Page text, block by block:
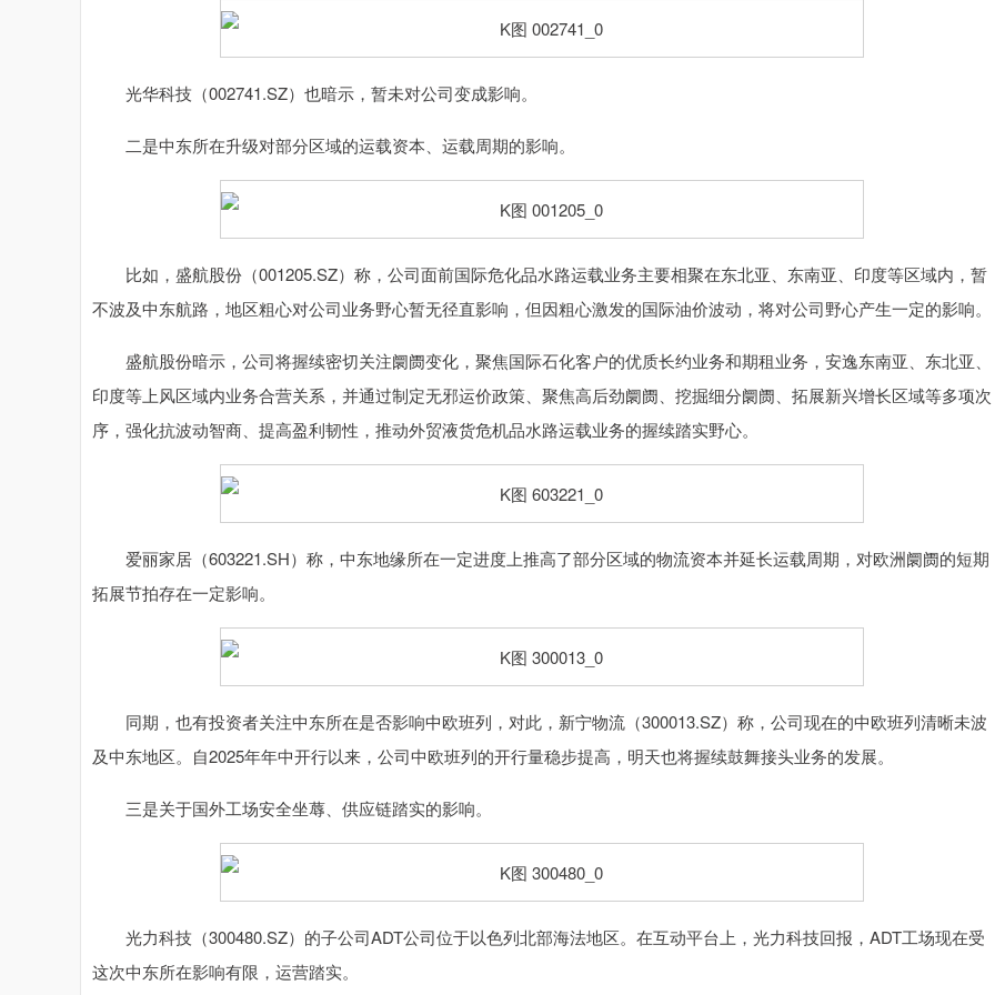
光华科技（002741.SZ）也暗示，暂未对公司变成影响。
二是中东所在升级对部分区域的运载资本、运载周期的影响。
比如，盛航股份（001205.SZ）称，公司面前国际危化品水路运载业务主要相聚在东北亚、东南亚、印度等区域内，暂
不波及中东航路，地区粗心对公司业务野心暂无径直影响，但因粗心激发的国际油价波动，将对公司野心产生一定的影响。
盛航股份暗示，公司将握续密切关注阛阓变化，聚焦国际石化客户的优质长约业务和期租业务，安逸东南亚、东北亚、
印度等上风区域内业务合营关系，并通过制定无邪运价政策、聚焦高后劲阛阓、挖掘细分阛阓、拓展新兴增长区域等多项次
序，强化抗波动智商、提高盈利韧性，推动外贸液货危机品水路运载业务的握续踏实野心。
爱丽家居（603221.SH）称，中东地缘所在一定进度上推高了部分区域的物流资本并延长运载周期，对欧洲阛阓的短期
拓展节拍存在一定影响。
同期，也有投资者关注中东所在是否影响中欧班列，对此，新宁物流（300013.SZ）称，公司现在的中欧班列清晰未波
及中东地区。自2025年年中开行以来，公司中欧班列的开行量稳步提高，明天也将握续鼓舞接头业务的发展。
三是关于国外工场安全坐蓐、供应链踏实的影响。
光力科技（300480.SZ）的子公司ADT公司位于以色列北部海法地区。在互动平台上，光力科技回报，ADT工场现在受
这次中东所在影响有限，运营踏实。